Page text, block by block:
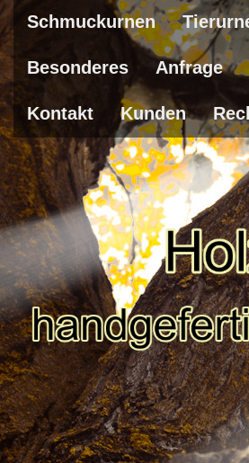
Schmuckurnen
Besonderes Anfrage
Kontakt Kunden